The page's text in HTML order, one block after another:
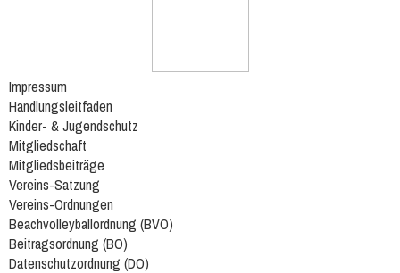
Impressum
Handlungsleitfaden
Kinder- & Jugendschutz
Mitgliedschaft
Mitgliedsbeiträge
Vereins-Satzung
Vereins-Ordnungen
Beachvolleyballordnung (BVO)
Beitragsordnung (BO)
Datenschutzordnung (DO)